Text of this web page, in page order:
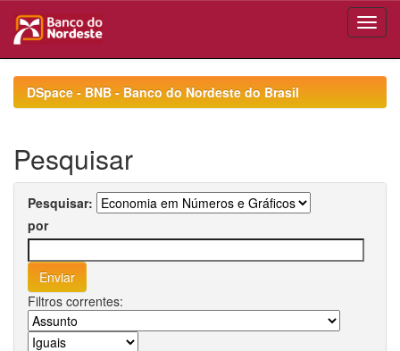
navigationDSpace - BNB - Banco do Nordeste do Brasil
Pesquisar
Pesquisar:
por
Filtros correntes: